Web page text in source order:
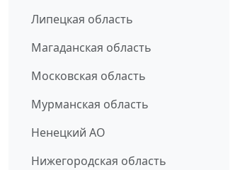
Липецкая область
Магаданская область
Московская область
Мурманская область
Ненецкий АО
Нижегородская область